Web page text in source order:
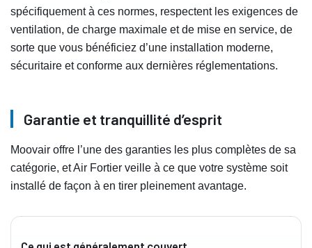
spécifiquement à ces normes, respectent les exigences de
ventilation, de charge maximale et de mise en service, de
sorte que vous bénéficiez d’une installation moderne,
sécuritaire et conforme aux dernières réglementations.
Garantie et tranquillité d’esprit
Moovair offre l’une des garanties les plus complètes de sa
catégorie, et Air Fortier veille à ce que votre système soit
installé de façon à en tirer pleinement avantage.